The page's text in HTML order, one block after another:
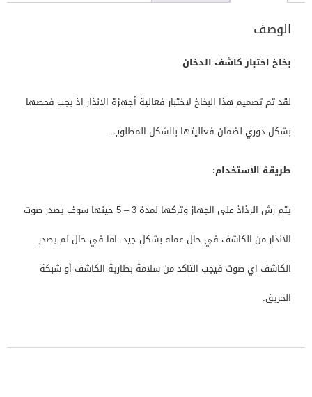
الوصف
بخاخ اختبار كاشف الدخان
لقد تم تصميم هذا البخاخ لاختبار فعالية أجهزة الانذار اذ يجب فحصها
بشكل دوري لضمان فعاليتها بالشكل المطلوب.
طريقة الاستخدام:
يتم رش الرذاذ على الجهاز وتركها لمدة 3 – 5 حينها سوف يصدر صوت
الانذار من الكاشف في حال عمله بشكل جيد. اما في حال لم يصدر
الكاشف اي صوت فيجب التاكد من سلامة بطارية الكاشف أو شبكة
الحريق.